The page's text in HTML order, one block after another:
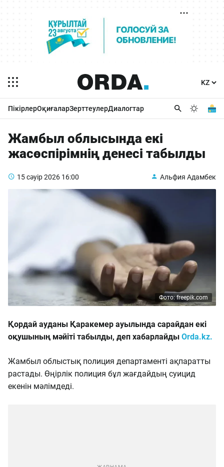
ПікірлерОқиғаларЗерттеулерДиалогтар
Жамбыл облысында екі
жасөспірімнің денесі табылды
15 сәуір 2026 16:00 Альфия Адамбек
Фото: freepik.com
Қордай ауданы Қаракемер ауылында сарайдан екі
оқушының мәйіті табылды, деп хабарлайды Orda.kz.
Жамбыл облыстық полиция департаменті ақпаратты
растады. Өңірлік полиция бұл жағдайдың суицид
екенін мәлімдеді.